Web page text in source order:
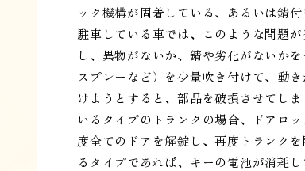
ック機構が固着している、あるいは錆
駐車している車では、このような問題
し、異物がないか、錆や劣化がないか
スプレーなど）を少量吹き付けて、動
けようとすると、部品を破損させてし
いるタイプのトランクの場合、ドアロ
度全てのドアを解錠し、再度トランク
るタイプであれば、キーの電池が消耗